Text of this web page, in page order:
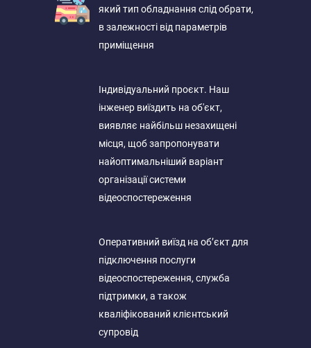
який тип обладнання слід обрати,
в залежності від параметрів
приміщення
Індивідуальний проєкт. Наш
інженер виїздить на об'єкт,
виявляє найбільш незахищені
місця, щоб запропонувати
найоптимальніший варіант
організації системи
відеоспостереження
Оперативний виїзд на об’єкт для
підключення послуги
відеоспостереження, служба
підтримки, а також
кваліфікований клієнтський
супровід